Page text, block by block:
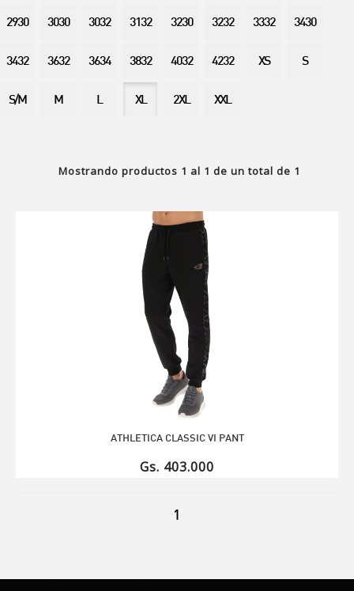
Mostrando productos 1 al 1 de un total de 1
ATHLETICA CLASSIC VI PANT
Gs. 403.000
1
2930 3030 3032 3132 3230 3232 3332 3430
3432 3632 3634 3832 4032 4232 XS S
S/M M L XL 2XL XXL